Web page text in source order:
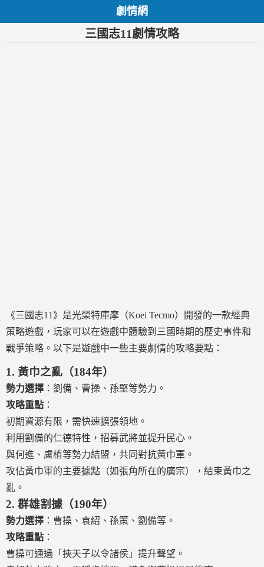
劇情網
三國志11劇情攻略
《三國志11》是光榮特庫摩（Koei Tecmo）開發的一款經典
策略遊戲，玩家可以在遊戲中體驗到三國時期的歷史事件和
戰爭策略。以下是遊戲中一些主要劇情的攻略要點：
1. 黃巾之亂（184年）
勢力選擇 ：劉備、曹操、孫堅等勢力。
攻略重點 ：
初期資源有限，需快速擴張領地。
利用劉備的仁德特性，招募武將並提升民心。
與何進、盧植等勢力結盟，共同對抗黃巾軍。
攻佔黃巾軍的主要據點（如張角所在的廣宗），結束黃巾之
亂。
2. 群雄割據（190年）
勢力選擇 ：曹操、袁紹、孫策、劉備等。
攻略重點 ：
曹操可通過「挾天子以令諸侯」提升聲望。